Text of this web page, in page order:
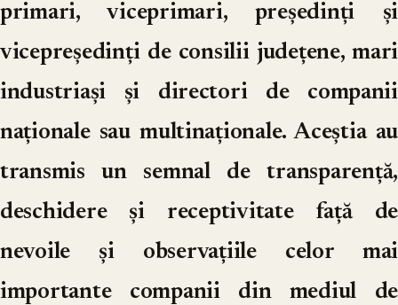
primari, viceprimari, președinți și
vicepreședinți de consilii județene, mari
industriași și directori de companii
naționale sau multinaționale. Aceștia au
transmis un semnal de transparență,
deschidere și receptivitate față de
nevoile și observațiile celor mai
importante companii din mediul de